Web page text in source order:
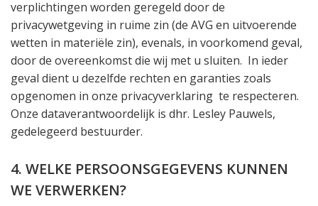
verplichtingen worden geregeld door de
privacywetgeving in ruime zin (de AVG en uitvoerende
wetten in materiële zin), evenals, in voorkomend geval,
door de overeenkomst die wij met u sluiten. In ieder
geval dient u dezelfde rechten en garanties zoals
opgenomen in onze privacyverklaring te respecteren.
Onze dataverantwoordelijk is dhr. Lesley Pauwels,
gedelegeerd bestuurder.
4. WELKE PERSOONSGEGEVENS KUNNEN
WE VERWERKEN?